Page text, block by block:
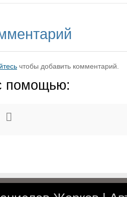
чтобы добавить комментарий.
помощью: